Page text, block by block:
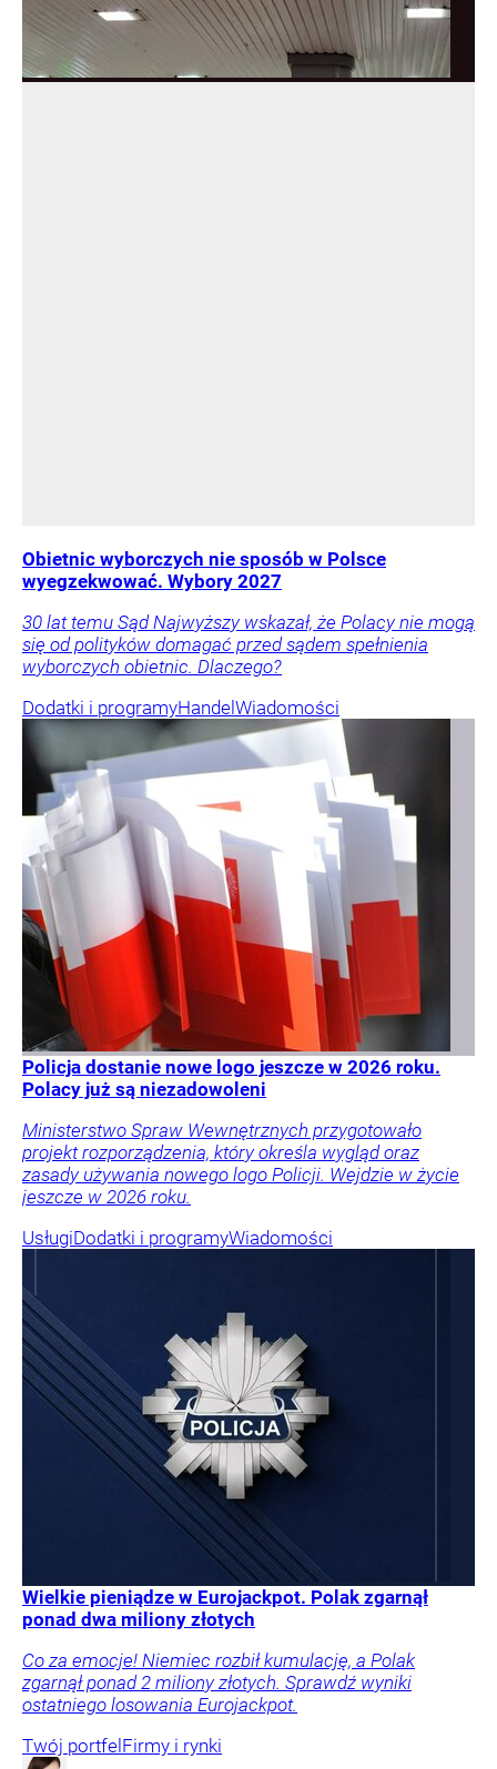
Obietnic wyborczych nie sposób w Polsce
wyegzekwować. Wybory 2027
30 lat temu Sąd Najwyższy wskazał, że Polacy nie mogą
się od polityków domagać przed sądem spełnienia
wyborczych obietnic. Dlaczego?
Dodatki i programyHandelWiadomości
Policja dostanie nowe logo jeszcze w 2026 roku.
Polacy już są niezadowoleni
Ministerstwo Spraw Wewnętrznych przygotowało
projekt rozporządzenia, który określa wygląd oraz
zasady używania nowego logo Policji. Wejdzie w życie
jeszcze w 2026 roku.
UsługiDodatki i programyWiadomości
Wielkie pieniądze w Eurojackpot. Polak zgarnął
ponad dwa miliony złotych
Co za emocje! Niemiec rozbił kumulację, a Polak
zgarnął ponad 2 miliony złotych. Sprawdź wyniki
ostatniego losowania Eurojackpot.
Twój portfelFirmy i rynki